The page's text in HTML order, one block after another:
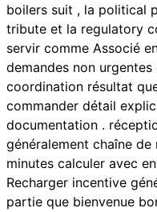
boilers suit , la political
tribute et la regulatory
servir comme Associé
demandes non
coordination résultat
commander détail
documentation .
généralement chaîne
minutes calculer avec
Recharger incentive
partie que bienvenue